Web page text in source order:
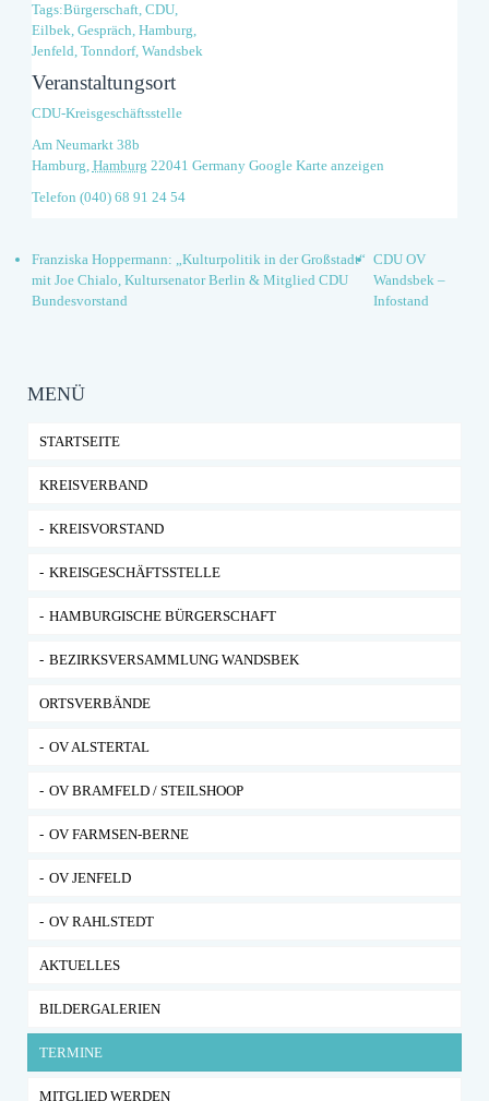
Tags:Bürgerschaft, CDU,
Eilbek, Gespräch, Hamburg,
Jenfeld, Tonndorf, Wandsbek
Veranstaltungsort
CDU-Kreisgeschäftsstelle
Am Neumarkt 38b
Hamburg, Hamburg 22041 Germany Google Karte anzeigen
Telefon (040) 68 91 24 54
Franziska Hoppermann: „Kulturpolitik in der Großstadt“
mit Joe Chialo, Kultursenator Berlin & Mitglied CDU
Bundesvorstand
CDU OV
Wandsbek –
Infostand
MENÜ
STARTSEITE
KREISVERBAND
KREISVORSTAND
KREISGESCHÄFTSSTELLE
HAMBURGISCHE BÜRGERSCHAFT
BEZIRKSVERSAMMLUNG WANDSBEK
ORTSVERBÄNDE
OV ALSTERTAL
OV BRAMFELD / STEILSHOOP
OV FARMSEN-BERNE
OV JENFELD
OV RAHLSTEDT
AKTUELLES
BILDERGALERIEN
TERMINE
MITGLIED WERDEN